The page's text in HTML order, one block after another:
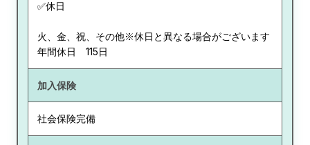
✅休日
火、金、祝、その他※休日と異なる場合がございます
年間休日 115日
加入保険
社会保険完備